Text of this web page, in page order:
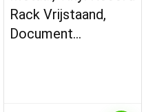
Rack Vrijstaand,
Document…